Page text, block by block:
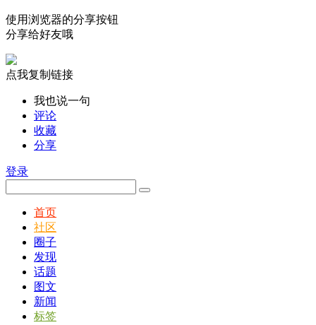
使用浏览器的分享按钮
分享给好友哦
点我复制链接
我也说一句
评论
收藏
分享
登录
首页
社区
圈子
发现
话题
图文
新闻
标签